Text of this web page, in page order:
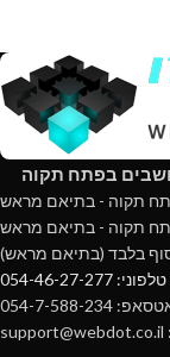
(Rear Fan:
(Front Fans: 3 x
140mm (1x 140mm
Top Fans:
CPU
GPU
Liquid Cooling
120/140/240/280/
120/240mm, Rear
Case size: 450 x
בפתח תקוה
תקוה - בתיאם מראש
תקוה - בתיאם מראש
בלבד (בתיאם מראש)
46-27-277
7-588-234